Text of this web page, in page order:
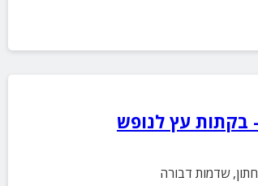
בקתות עץ לנופש
,שדמות דבורה